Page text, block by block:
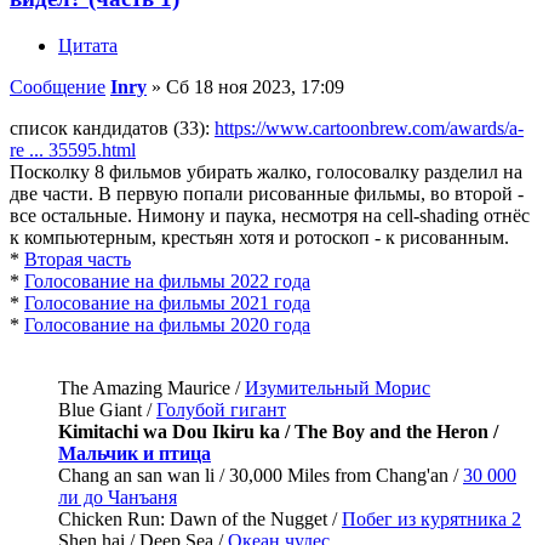
Цитата
Сообщение Inry » Сб 18 ноя 2023, 17:09
список кандидатов (33): https://www.cartoonbrew.com/awards/a-
re ... 35595.html
Посколку 8 фильмов убирать жалко, голосовалку разделил на
две части. В первую попали рисованные фильмы, во второй -
все остальные. Нимону и паука, несмотря на cell-shading отнёс
к компьютерным, крестьян хотя и ротоскоп - к рисованным.
* Вторая часть
* Голосование на фильмы 2022 года
* Голосование на фильмы 2021 года
* Голосование на фильмы 2020 года
The Amazing Maurice /Изумительный Морис
Blue Giant /Голубой гигант
Kimitachi wa Dou Ikiru ka / The Boy and the Heron /
Мальчик и птица
Chang an san wan li / 30,000 Miles from Chang'an /30 000
ли до Чанъаня
Chicken Run: Dawn of the Nugget /Побег из курятника 2
Shen hai / Deep Sea /Океан чудес